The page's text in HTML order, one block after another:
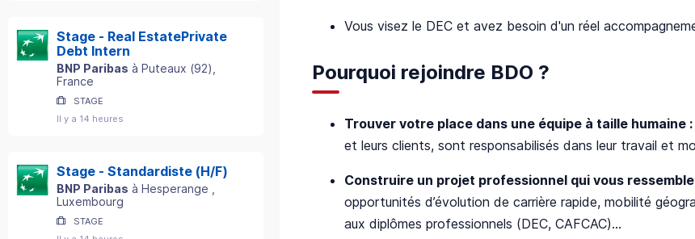
Stage - Real EstatePrivate
Debt Intern
BNP Paribas à Puteaux (92)
France
STAGE
Il y a 14 heures
Stage - Standardiste (H/F)
BNP Paribas à Hesperange
Luxembourg
STAGE
Vous visez le DEC et avez besoin d'un réel
Pourquoi rejoindre BDO ?
Trouver votre place dans une équipe à taille humaine :
et leurs clients, sont responsabilisés dans leur travail et
Construire un projet professionnel qui vous
opportunités d’évolution de carrière rapide, mobilité
aux diplômes professionnels (DEC, CAFCAC)…